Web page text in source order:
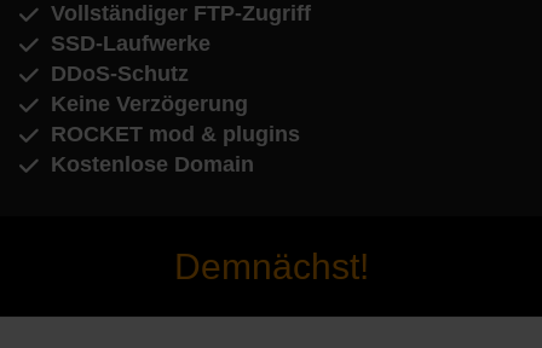
Vollständiger FTP-Zugriff
SSD-Laufwerke
DDoS-Schutz
Keine Verzögerung
ROCKET mod & plugins
Kostenlose Domain
Demnächst!